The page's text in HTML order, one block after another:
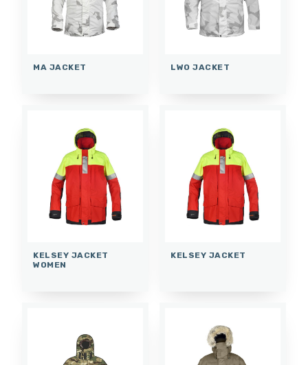
MA JACKET LWO JACKET
KELSEY JACKET
WOMEN
KELSEY JACKET